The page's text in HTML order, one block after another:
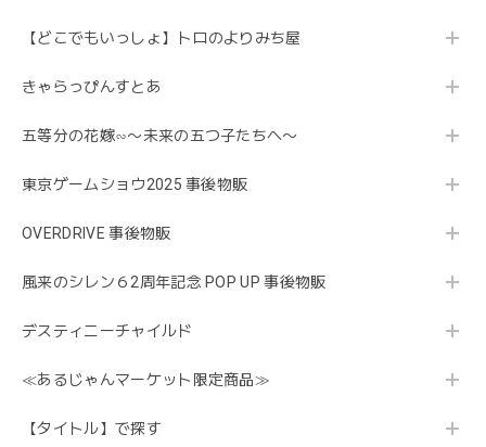
【どこでもいっしょ】トロのよりみち屋
きゃらっぴんすとあ
五等分の花嫁∽〜未来の五つ子たちへ〜
東京ゲームショウ2025 事後物販
OVERDRIVE 事後物販
風来のシレン６2周年記念 POP UP 事後物販
デスティニーチャイルド
≪あるじゃんマーケット限定商品≫
【タイトル】で探す